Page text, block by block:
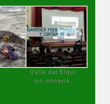
Valle del Elqui
sin minería.